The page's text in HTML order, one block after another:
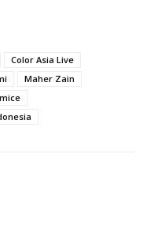
Color Asia Live
Maher Zain